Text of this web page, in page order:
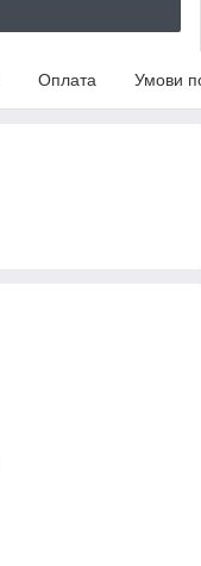
Оплата Умови